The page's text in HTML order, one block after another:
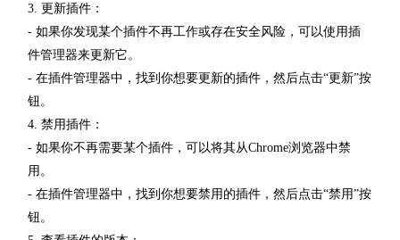
3. 更新插件：
- 如果你发现某个插件不再工作或存在安全风险，可以使用插
件管理器来更新它。
- 在插件管理器中，找到你想要更新的插件，然后点击“更新”按
钮。
4. 禁用插件：
- 如果你不再需要某个插件，可以将其从Chrome浏览器中禁
用。
- 在插件管理器中，找到你想要禁用的插件，然后点击“禁用”按
钮。